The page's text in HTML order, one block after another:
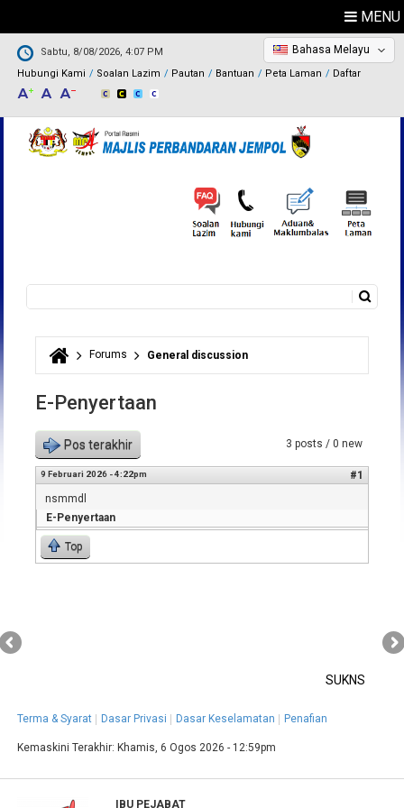
MENU
Sabtu, 8/08/2026, 4:07 PM
Hubungi Kami
Soalan Lazim Pautan Bantuan Peta Laman Daftar
Bahasa Melayu
Borang carian
Anda di sini
Forums General discussion
E-Penyertaan
3 posts / 0 new
Pos terakhir
9 Februari 2026 - 4:22pm
#1
nsmmdl
E-Penyertaan
Top
SUKNS
Terma & Syarat Dasar Privasi Dasar Keselamatan Penafian
Kemaskini Terakhir: Khamis, 6 Ogos 2026 - 12:59pm
IBU PEJABAT